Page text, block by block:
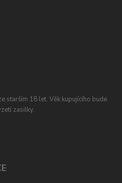
starším 18 let. Věk kupujícího bude
zasilky.